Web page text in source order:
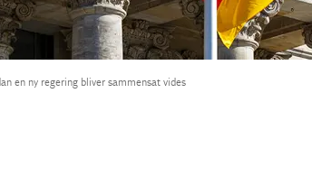
en ny regering bliver sammensat vides